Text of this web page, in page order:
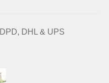
DHL & UPS